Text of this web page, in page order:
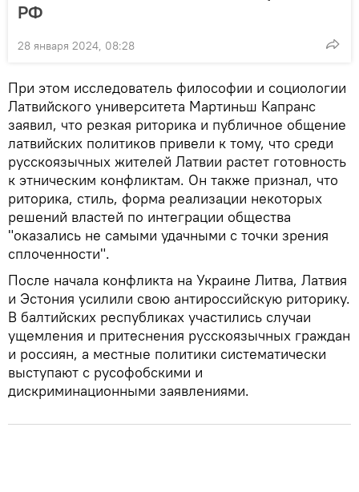
РФ
28 января 2024, 08:28
При этом исследователь философии и социологии
Латвийского университета Мартиньш Капранс
заявил, что резкая риторика и публичное общение
латвийских политиков привели к тому, что среди
русскоязычных жителей Латвии растет готовность
к этническим конфликтам. Он также признал, что
риторика, стиль, форма реализации некоторых
решений властей по интеграции общества
"оказались не самыми удачными с точки зрения
сплоченности".
После начала конфликта на Украине Литва, Латвия
и Эстония усилили свою антироссийскую риторику.
В балтийских республиках участились случаи
ущемления и притеснения русскоязычных граждан
и россиян, а местные политики систематически
выступают с русофобскими и
дискриминационными заявлениями.